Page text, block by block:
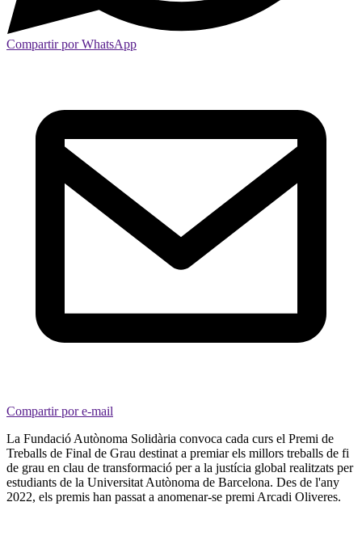
Compartir por WhatsApp
Compartir por e-mail
La Fundació Autònoma Solidària convoca cada curs el Premi de
Treballs de Final de Grau destinat a premiar els millors treballs de fi
de grau en clau de transformació per a la justícia global realitzats per
estudiants de la Universitat Autònoma de Barcelona. Des de l'any
2022, els premis han passat a anomenar-se premi Arcadi Oliveres.